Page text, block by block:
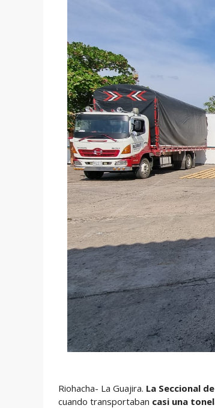
Riohacha- La Guajira. La Seccional
cuando transportaban casi una